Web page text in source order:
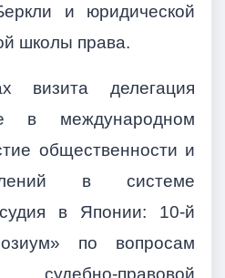
и юридической
школы права.
визита делегация
в международном
общественности и
в системе
в Японии: 10-й
по вопросам
судебно-правовой